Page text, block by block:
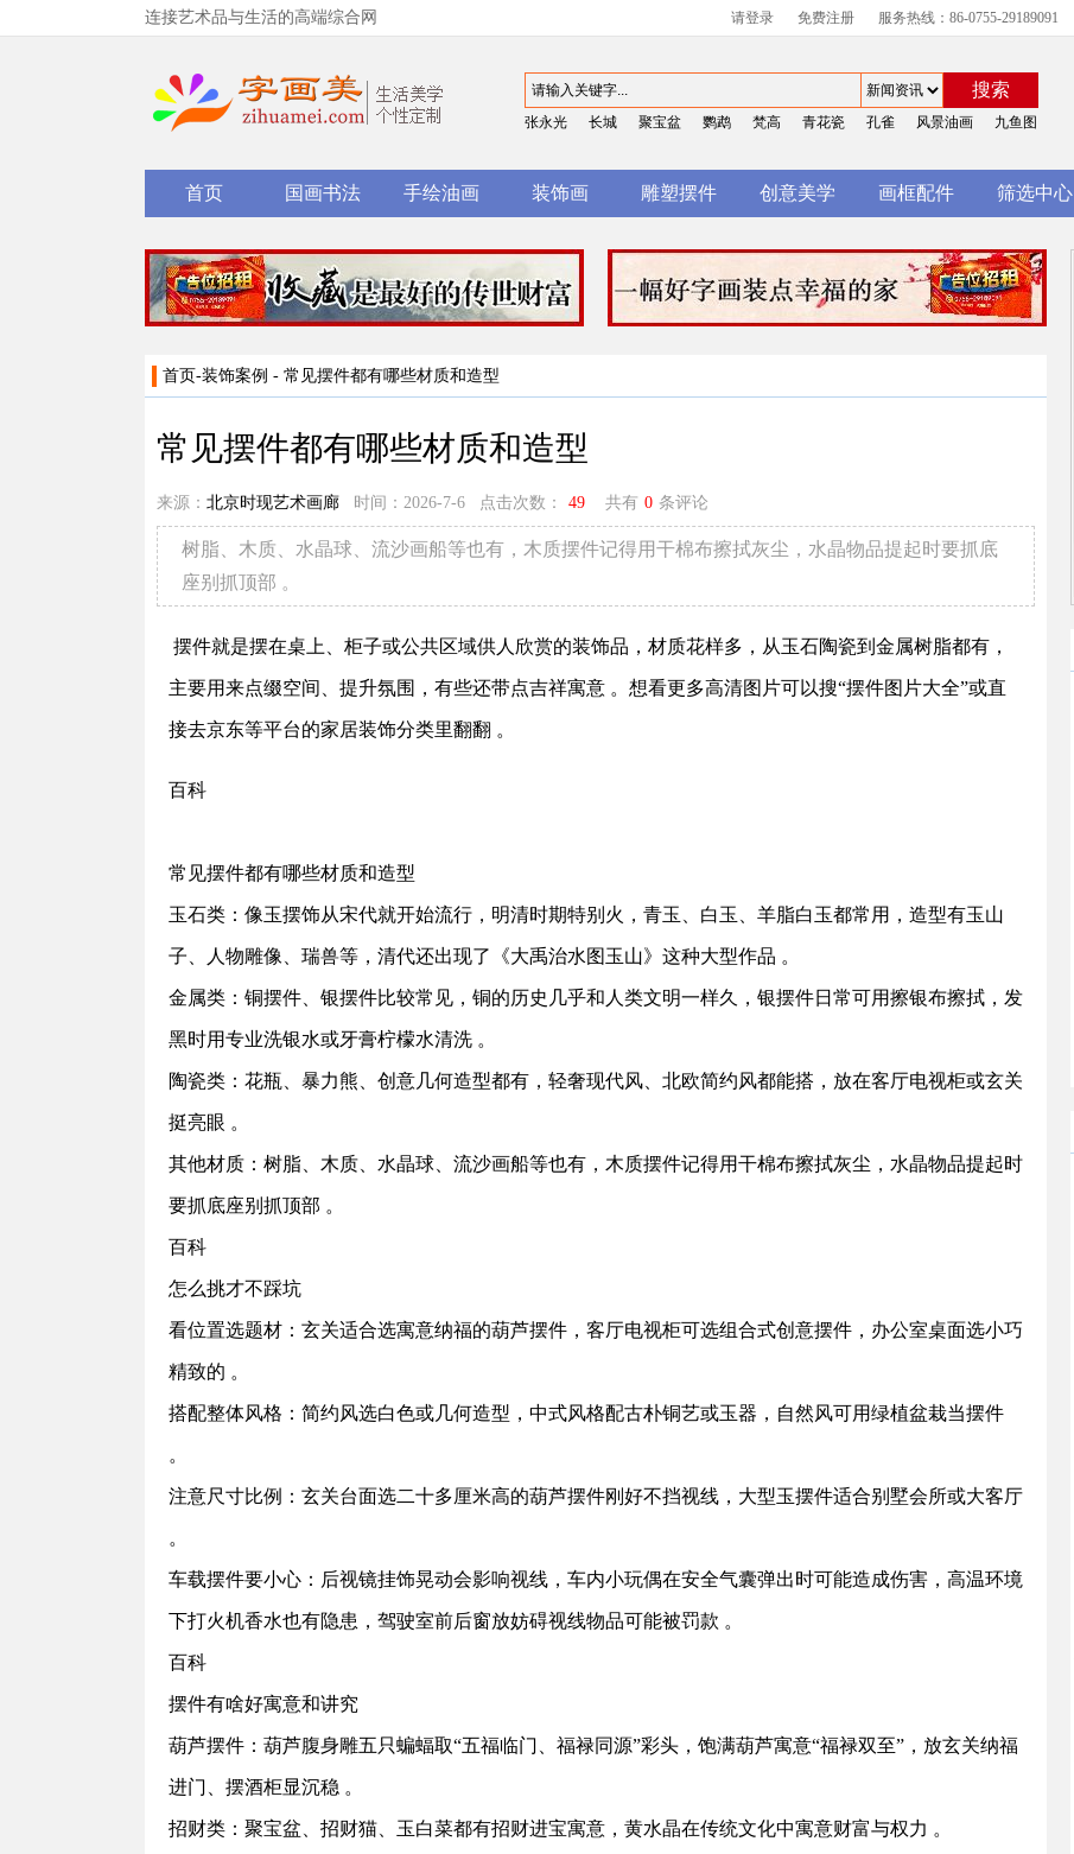
连接艺术品与生活的高端综合网 请登录 免费注册 服务热线：86-0755-29189091
搜索
张永光 长城 聚宝盆 鹦鹉 梵高 青花瓷 孔雀 风景油画 九鱼图
首页 国画书法 手绘油画 装饰画 雕塑摆件 创意美学 画框配件 筛选中心
首页-装饰案例 - 常见摆件都有哪些材质和造型
常见摆件都有哪些材质和造型
来源： 北京时现艺术画廊 时间：2026-7-6 点击次数： 49 共有 0 条评论
树脂、木质、水晶球、流沙画船等也有，木质摆件记得用干棉布擦拭灰尘，水晶物品提起时要抓底
座别抓顶部 。‌‌
摆件就是摆在桌上、柜子或公共区域供人欣赏的装饰品‌，材质花样多，从玉石陶瓷到金属树脂都有，
主要用来点缀空间、提升氛围，有些还带点吉祥寓意 。想看更多高清图片可以搜“摆件图片大全”或直
接去京东等平台的家居装饰分类里翻翻 。‌‌
百科‌
常见摆件都有哪些材质和造型
‌玉石类‌：像玉摆饰从宋代就开始流行，明清时期特别火，青玉、白玉、羊脂白玉都常用，造型有玉山
子、人物雕像、瑞兽等，清代还出现了《大禹治水图玉山》这种大型作品 。
‌金属类‌：铜摆件、银摆件比较常见，铜的历史几乎和人类文明一样久，银摆件日常可用擦银布擦拭，发
黑时用专业洗银水或牙膏柠檬水清洗 。
‌陶瓷类‌：花瓶、暴力熊、创意几何造型都有，轻奢现代风、北欧简约风都能搭，放在客厅电视柜或玄关
挺亮眼 。
‌其他材质‌：树脂、木质、水晶球、流沙画船等也有，木质摆件记得用干棉布擦拭灰尘，水晶物品提起时
要抓底座别抓顶部 。‌‌
百科‌
怎么挑才不踩坑
‌看位置选题材‌：玄关适合选寓意纳福的葫芦摆件，客厅电视柜可选组合式创意摆件，办公室桌面选小巧
精致的 。
‌搭配整体风格‌：简约风选白色或几何造型，中式风格配古朴铜艺或玉器，自然风可用绿植盆栽当摆件
。
‌注意尺寸比例‌：玄关台面选二十多厘米高的葫芦摆件刚好不挡视线，大型玉摆件适合别墅会所或大客厅
。
‌车载摆件要小心‌：后视镜挂饰晃动会影响视线，车内小玩偶在安全气囊弹出时可能造成伤害，高温环境
下打火机香水也有隐患，驾驶室前后窗放妨碍视线物品可能被罚款 。‌‌
百科‌
摆件有啥好寓意和讲究
‌葫芦摆件‌：葫芦腹身雕五只蝙蝠取“五福临门、福禄同源”彩头，饱满葫芦寓意“福禄双至”，放玄关纳福
进门、摆酒柜显沉稳 。
‌招财类‌：聚宝盆、招财猫、玉白菜都有招财进宝寓意，黄水晶在传统文化中寓意财富与权力 。